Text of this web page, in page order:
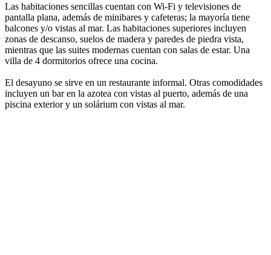
Las habitaciones sencillas cuentan con Wi-Fi y televisiones de
pantalla plana, además de minibares y cafeteras; la mayoría tiene
balcones y/o vistas al mar. Las habitaciones superiores incluyen
zonas de descanso, suelos de madera y paredes de piedra vista,
mientras que las suites modernas cuentan con salas de estar. Una
villa de 4 dormitorios ofrece una cocina.
El desayuno se sirve en un restaurante informal. Otras comodidades
incluyen un bar en la azotea con vistas al puerto, además de una
piscina exterior y un solárium con vistas al mar.